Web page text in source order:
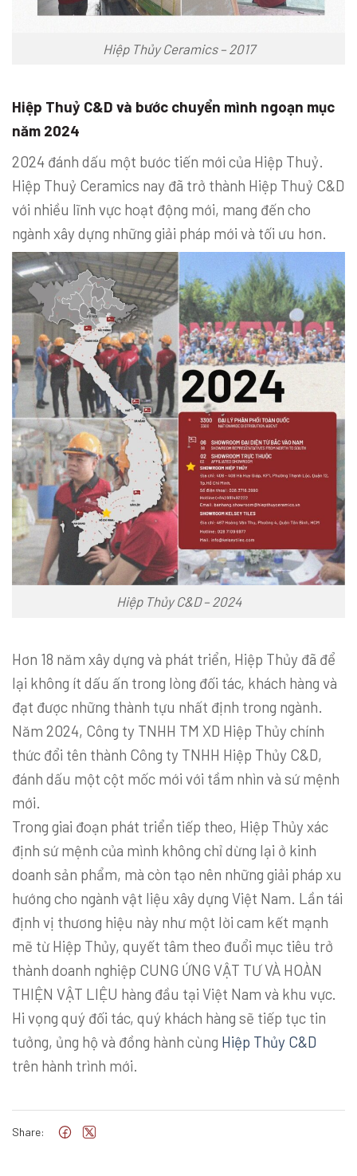
Hiệp Thủy Ceramics – 2017
Hiệp Thuỷ C&D và bước chuyển mình ngoạn mục
năm 2024
2024 đánh dấu một bước tiến mới của Hiệp Thuỷ.
Hiệp Thuỷ Ceramics nay đã trở thành Hiệp Thuỷ C&D
với nhiều lĩnh vực hoạt động mới, mang đến cho
ngành xây dựng những giải pháp mới và tối ưu hơn.
Hiệp Thủy C&D – 2024
Hơn 18 năm xây dựng và phát triển, Hiệp Thủy đã để
lại không ít dấu ấn trong lòng đối tác, khách hàng và
đạt được những thành tựu nhất định trong ngành.
Năm 2024, Công ty TNHH TM XD Hiệp Thủy chính
thức đổi tên thành Công ty TNHH Hiệp Thủy C&D,
đánh dấu một cột mốc mới với tầm nhìn và sứ mệnh
mới.
Trong giai đoạn phát triển tiếp theo, Hiệp Thủy xác
định sứ mệnh của mình không chỉ dừng lại ở kinh
doanh sản phẩm, mà còn tạo nên những giải pháp xu
hướng cho ngành vật liệu xây dựng Việt Nam. Lần tái
định vị thương hiệu này như một lời cam kết mạnh
mẽ từ Hiệp Thủy, quyết tâm theo đuổi mục tiêu trở
thành doanh nghiệp CUNG ỨNG VẬT TƯ VÀ HOÀN
THIỆN VẬT LIỆU hàng đầu tại Việt Nam và khu vực.
Hi vọng quý đối tác, quý khách hàng sẽ tiếp tục tin
tưởng, ủng hộ và đồng hành cùng Hiệp Thủy C&D
trên hành trình mới.
Share: